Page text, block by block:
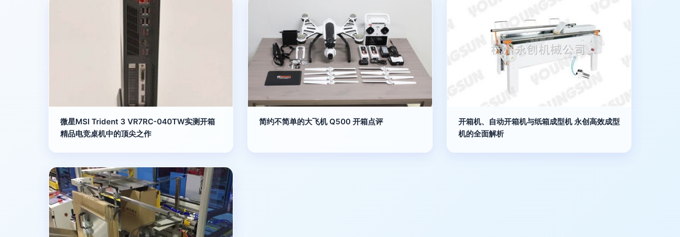
微星MSI Trident 3 VR7RC-040TW实测开箱
精品电竞桌机中的顶尖之作
简约不简单的大飞机 Q500 开箱点评
开箱机、自动开箱机与纸箱成型机 永创高效成型
机的全面解析